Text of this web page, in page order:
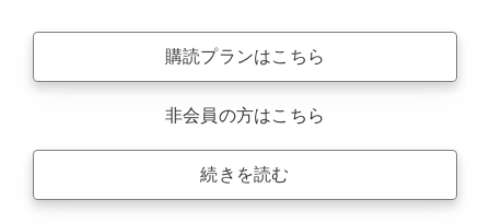
購読プランはこちら
非会員の方はこちら
続きを読む